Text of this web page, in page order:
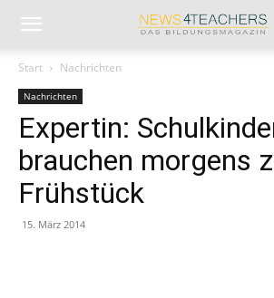
Start Nachrichten
Nachrichten
Expertin:
brauchen morgens
Frühstück
15. März 2014